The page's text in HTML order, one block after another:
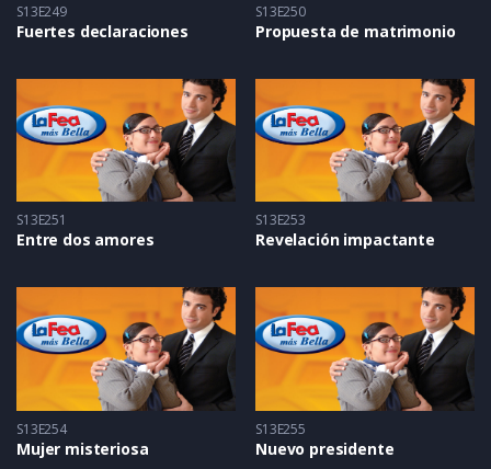
S13E249
Fuertes declaraciones
S13E250
Propuesta de matrimonio
S13E251
Entre dos amores
S13E253
Revelación impactante
S13E254
Mujer misteriosa
S13E255
Nuevo presidente